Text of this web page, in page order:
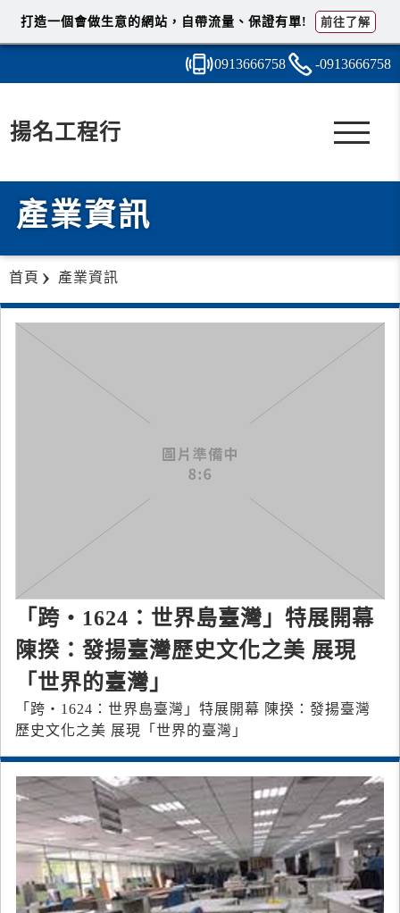
0913666758 -0913666758
揚名工程行
產業資訊
首頁 產業資訊
「跨‧1624：世界島臺灣」特展開幕
陳揆：發揚臺灣歷史文化之美 展現
「世界的臺灣」
「跨‧1624：世界島臺灣」特展開幕 陳揆：發揚臺灣
歷史文化之美 展現「世界的臺灣」
打造一個會做生意的網站，自帶流量、保證有單! 前往了解